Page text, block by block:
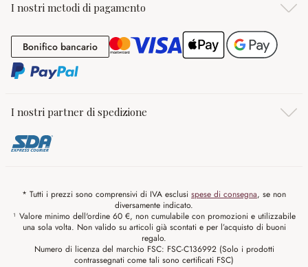
I nostri metodi di pagamento
Bonifico bancarioBonifico bancario
I nostri partner di spedizione
* Tutti i prezzi sono comprensivi di IVA esclusi spese di consegna, se non
diversamente indicato.
¹ Valore minimo dell'ordine 60 €, non cumulabile con promozioni e utilizzabile
una sola volta. Non valido su articoli già scontati e per l’acquisto di buoni
regalo.
Numero di licenza del marchio FSC: FSC-C136992 (Solo i prodotti
contrassegnati come tali sono certificati FSC)